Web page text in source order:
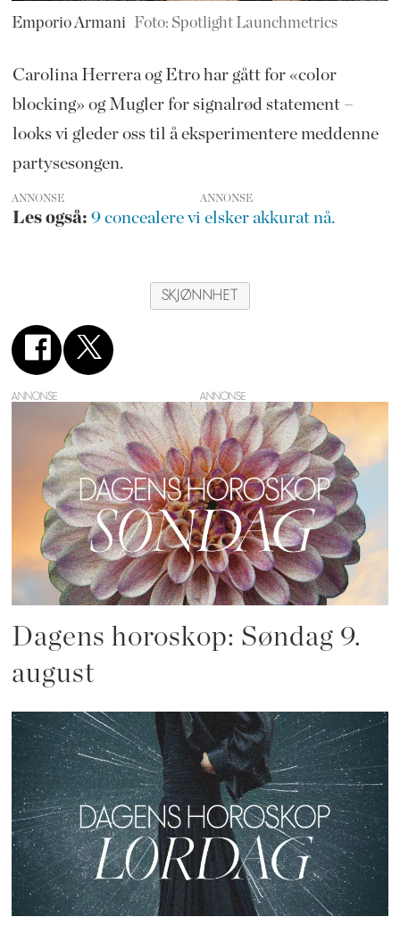
Emporio Armani Foto: Spotlight Launchmetrics
Carolina Herrera og Etro har gått for «color
blocking» og Mugler for signalrød statement –
looks vi gleder oss til å eksperimentere meddenne
partysesongen.
ANNONSE
Les også: 9 concealere vi elsker akkurat nå.
SKJØNNHET
ANNONSE
Dagens horoskop: Søndag 9.
august